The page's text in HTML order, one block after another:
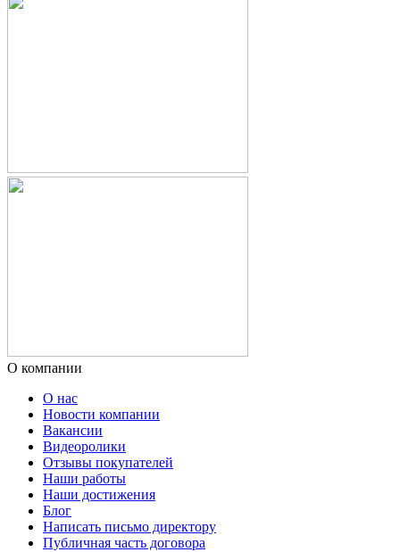
О компании
О нас
Новости компании
Вакансии
Видеоролики
Отзывы покупателей
Наши работы
Наши достижения
Блог
Написать письмо директору
Публичная часть договора